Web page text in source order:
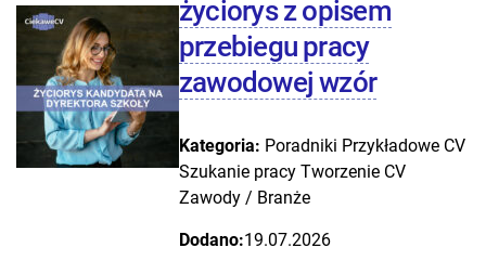
życiorys z opisem
przebiegu pracy
zawodowej wzór
Kategoria: Poradniki Przykładowe CV
Szukanie pracy Tworzenie CV
Zawody / Branże
Dodano:19.07.2026